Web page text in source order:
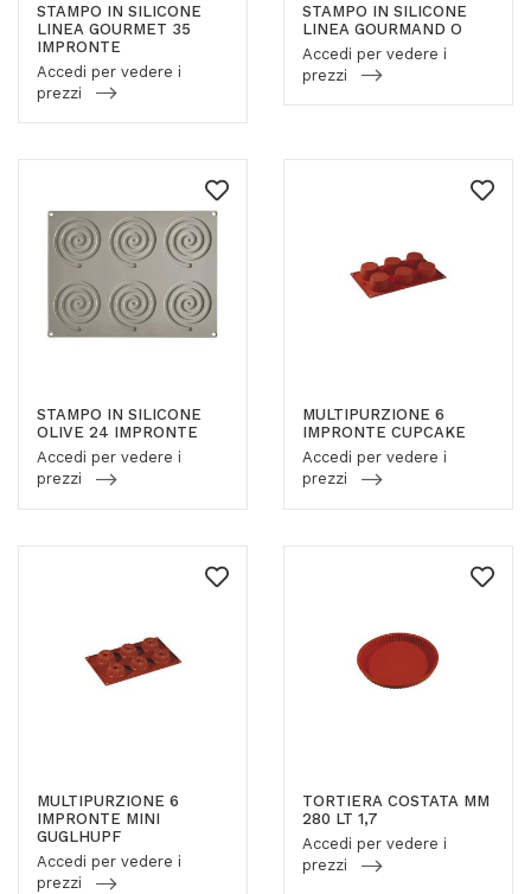
STAMPO IN SILICONE
LINEA GOURMET 35
IMPRONTE
Accedi per vedere i
prezzi
STAMPO IN SILICONE
LINEA GOURMAND O
Accedi per vedere i
prezzi
STAMPO IN SILICONE
OLIVE 24 IMPRONTE
Accedi per vedere i
prezzi
MULTIPURZIONE 6
IMPRONTE CUPCAKE
Accedi per vedere i
prezzi
MULTIPURZIONE 6
IMPRONTE MINI
GUGLHUPF
Accedi per vedere i
prezzi
TORTIERA COSTATA MM
280 LT 1,7
Accedi per vedere i
prezzi